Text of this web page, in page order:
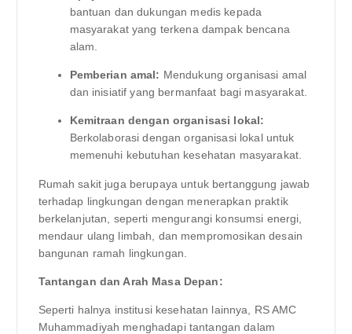
bantuan dan dukungan medis kepada
masyarakat yang terkena dampak bencana
alam.
Pemberian amal: Mendukung organisasi amal
dan inisiatif yang bermanfaat bagi masyarakat.
Kemitraan dengan organisasi lokal:
Berkolaborasi dengan organisasi lokal untuk
memenuhi kebutuhan kesehatan masyarakat.
Rumah sakit juga berupaya untuk bertanggung jawab
terhadap lingkungan dengan menerapkan praktik
berkelanjutan, seperti mengurangi konsumsi energi,
mendaur ulang limbah, dan mempromosikan desain
bangunan ramah lingkungan.
Tantangan dan Arah Masa Depan:
Seperti halnya institusi kesehatan lainnya, RS AMC
Muhammadiyah menghadapi tantangan dalam